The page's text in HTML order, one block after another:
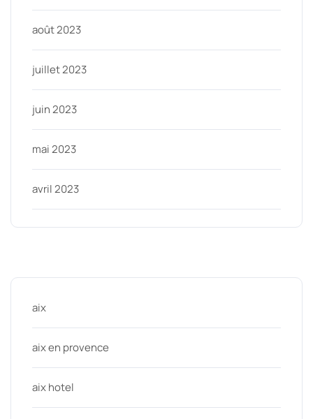
août 2023
juillet 2023
juin 2023
mai 2023
avril 2023
aix
aix en provence
aix hotel